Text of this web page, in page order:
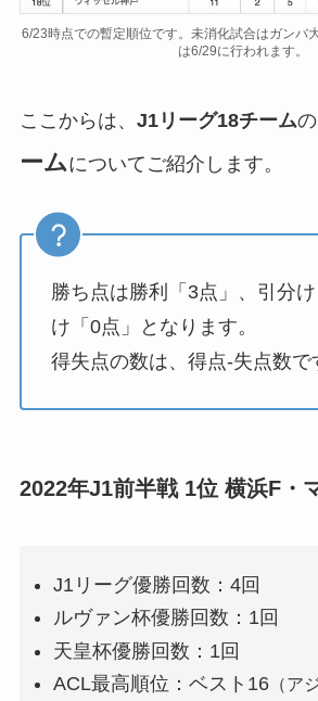
6/23時点での暫定順位です。未消化試合はガンバ
は6/29に行われます。
ここからは、 J1リーグ18チームの
ームについてご紹介します。
勝ち点は勝利「3点」、引分
け「0点」となります。
得失点の数は、得点-失点数で
2022年J1前半戦 1位 横浜F・
J1リーグ優勝回数：4回
ルヴァン杯優勝回数：1回
天皇杯優勝回数：1回
ACL最高順位：ベスト16 （ア